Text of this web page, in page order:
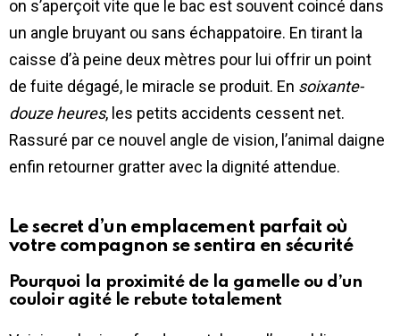
on s’aperçoit vite que le bac est souvent coincé dans
un angle bruyant ou sans échappatoire. En tirant la
caisse d’à peine deux mètres pour lui offrir un point
de fuite dégagé, le miracle se produit. En soixante-
douze heures, les petits accidents cessent net.
Rassuré par ce nouvel angle de vision, l’animal daigne
enfin retourner gratter avec la dignité attendue.
Le secret d’un emplacement parfait où
votre compagnon se sentira en sécurité
Pourquoi la proximité de la gamelle ou d’un
couloir agité le rebute totalement